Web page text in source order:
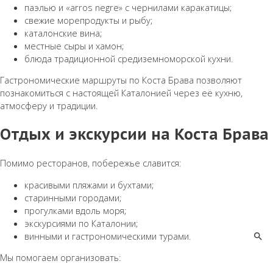
паэлью и «arros negre» с чернилами каракатицы;
свежие морепродукты и рыбу;
каталонские вина;
местные сыры и хамон;
блюда традиционной средиземноморской кухни.
Гастрономические маршруты по Коста Брава позволяют
познакомиться с настоящей Каталонией через её кухню,
атмосферу и традиции.
Отдых и экскурсии на Коста Брава
Помимо ресторанов, побережье славится:
красивыми пляжами и бухтами;
старинными городами;
прогулками вдоль моря;
экскурсиями по Каталонии;
винными и гастрономическими турами.
Мы помогаем организовать: